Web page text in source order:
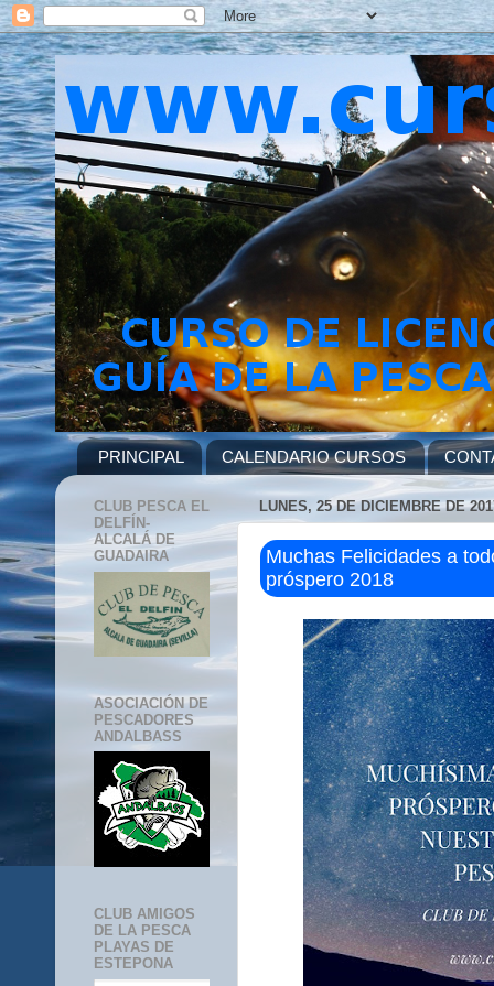
PRINCIPAL CALENDARIO CURSOS
LUNES, 25 DE DICIEMBRE DE
Muchas Felicidades a
próspero 2018
CLUB PESCA EL
DELFÍN-
ALCALÁ DE
GUADAIRA
ASOCIACIÓN DE
PESCADORES
ANDALBASS
CLUB AMIGOS
DE LA PESCA
PLAYAS DE
ESTEPONA